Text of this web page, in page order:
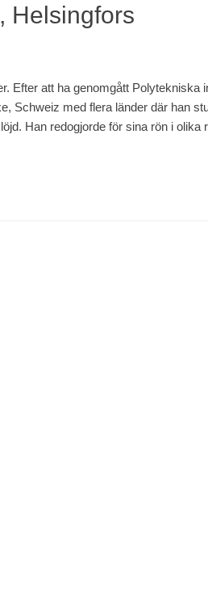
Helsingfors
Efter att ha genomgått Polytekniska
Schweiz med flera länder där han
Han redogjorde för sina rön i olika